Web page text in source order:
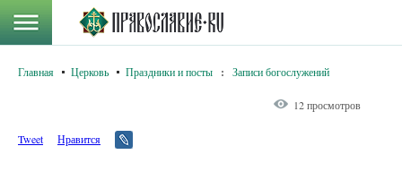
Главная Церковь Праздники и посты : Записи богослужений
12 просмотров
Tweet Нравится